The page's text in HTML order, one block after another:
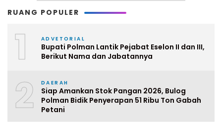
RUANG POPULER
1 ADVETORIAL
Bupati Polman Lantik Pejabat Eselon II dan III,
Berikut Nama dan Jabatannya
2 DAERAH
Siap Amankan Stok Pangan 2026, Bulog
Polman Bidik Penyerapan 51 Ribu Ton Gabah
Petani